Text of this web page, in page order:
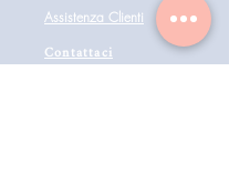
Assistenza Clienti
Contattaci